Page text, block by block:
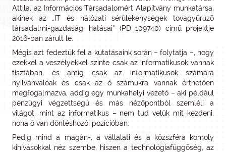
Attila, az Információs Társadalomért Alapítvány munkatársa,
akinek az „IT és hálózati sérülékenységek tovagyűrűző
társadalmi-gazdasági hatásai” (PD 109740) című projektje
2016-ban zárult le.
Mégis azt fedeztük fel a kutatásaink során – folytatja –, hogy
ezekkel a veszélyekkel szinte csak az informatikusok vannak
tisztában, és amíg csak az informatikusok számára
nyilvánvalóak és csak az ő számukra vannak érthetően
megfogalmazva, addig egy munkahelyi vezető – aki például
pénzügyi végzettségű és más nézőpontból szemléli a
világot, mint az informatikus – nem tud velük mit kezdeni,
noha ő van döntéshozói pozícióban.
Pedig mind a magán-, a vállalati és a közszféra komoly
kihívásokkal néz szembe, hiszen a technológiafüggőség, az